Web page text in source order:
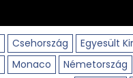
Csehország Egyesült
Monaco Németország